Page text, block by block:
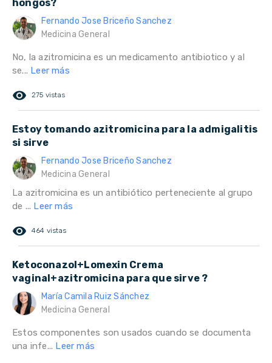
hongos?
Fernando Jose Briceño Sanchez
Medicina General
No, la azitromicina es un medicamento antibiotico y al
se... Leer más
remove_red_eye 275 vistas
Estoy tomando azitromicina para la admigalitis
si sirve
Fernando Jose Briceño Sanchez
Medicina General
La azitromicina es un antibiótico perteneciente al grupo
de ... Leer más
remove_red_eye 464 vistas
Ketoconazol+Lomexin Crema
vaginal+azitromicina para que sirve ?
María Camila Ruiz Sánchez
Medicina General
Estos componentes son usados cuando se documenta
una infe... Leer más